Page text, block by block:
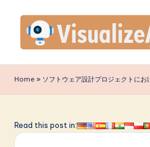
content
is
u
li
Home » ソフトウェア設計プロジェクトに
Read this post in: